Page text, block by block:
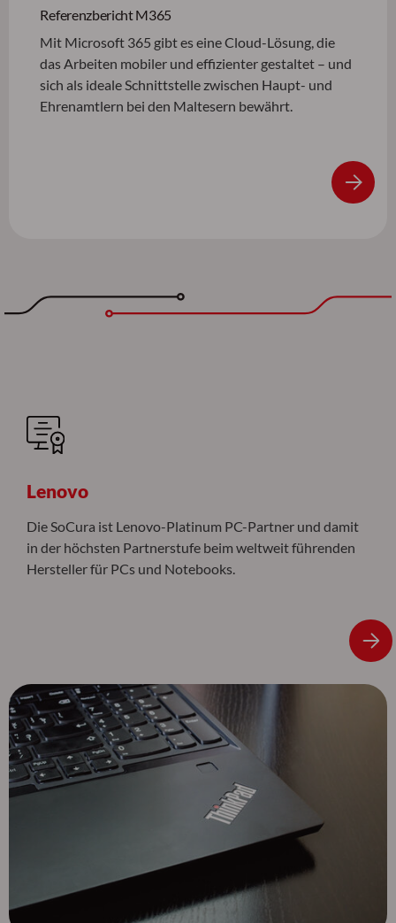
Referenzbericht M365
Mit Microsoft 365 gibt es eine Cloud-Lösung, die
das Arbeiten mobiler und effizienter gestaltet – und
sich als ideale Schnittstelle zwischen Haupt- und
Ehrenamtlern bei den Maltesern bewährt.
Lenovo
Die SoCura ist Lenovo-Platinum PC-Partner und damit
in der höchsten Partnerstufe beim weltweit führenden
Hersteller für PCs und Notebooks.